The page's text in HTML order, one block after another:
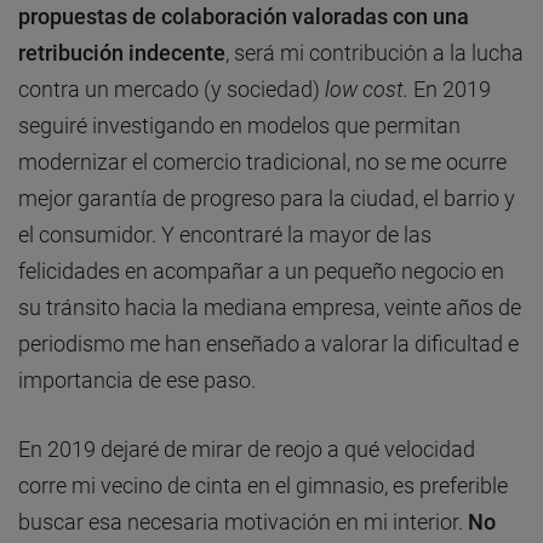
propuestas de colaboración valoradas con una
retribución indecente, será mi contribución a la lucha
contra un mercado (y sociedad) low cost. En 2019
seguiré investigando en modelos que permitan
modernizar el comercio tradicional, no se me ocurre
mejor garantía de progreso para la ciudad, el barrio y
el consumidor. Y encontraré la mayor de las
felicidades en acompañar a un pequeño negocio en
su tránsito hacia la mediana empresa, veinte años de
periodismo me han enseñado a valorar la dificultad e
importancia de ese paso.
En 2019 dejaré de mirar de reojo a qué velocidad
corre mi vecino de cinta en el gimnasio, es preferible
buscar esa necesaria motivación en mi interior. No